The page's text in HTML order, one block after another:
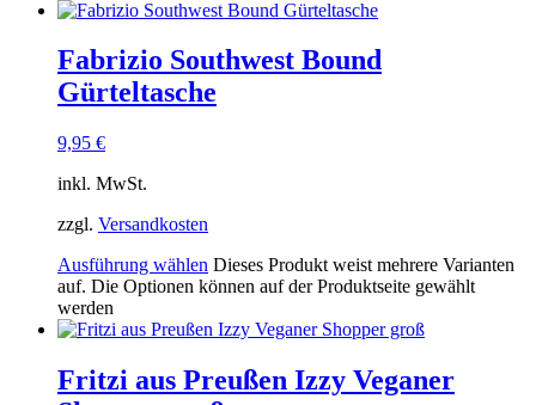
Fabrizio Southwest Bound
Gürteltasche
9,95 €
inkl. MwSt.
zzgl. Versandkosten
Ausführung wählen Dieses Produkt weist mehrere Varianten
auf. Die Optionen können auf der Produktseite gewählt
werden
Fritzi aus Preußen Izzy Veganer